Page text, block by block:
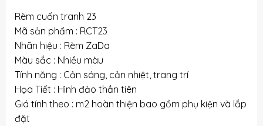
Rèm cuốn tranh 23
Mã sản phẩm : RCT23
Nhãn hiệu : Rèm ZaDa
Màu sắc : Nhiều màu
Tính năng : Cản sáng, cản nhiệt, trang trí
Họa Tiết : Hình đảo thần tiên
Giá tính theo : m2 hoàn thiện bao gồm phụ kiện và lắp
đặt